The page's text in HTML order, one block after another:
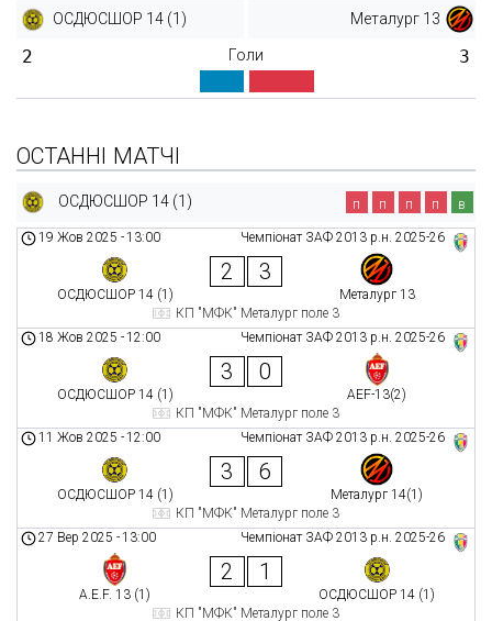
ОСДЮСШОР 14 (1) Металург 13
2 Голи 3
ОСТАННІ МАТЧІ
ОСДЮСШОР 14 (1) п п п п в
Чемпіонат ЗАФ 2013 р.н. 2025-26
19 Жов 2025 -13:00
ОСДЮСШОР 14 (1)
2 3
Металург 13
КП "МФК" Металург поле 3
Чемпіонат ЗАФ 2013 р.н. 2025-26
18 Жов 2025 -12:00
ОСДЮСШОР 14 (1)
3 0
AEF-13(2)
КП "МФК" Металург поле 3
Чемпіонат ЗАФ 2013 р.н. 2025-26
11 Жов 2025 -12:00
ОСДЮСШОР 14 (1)
3 6
Металург 14(1)
КП "МФК" Металург поле 3
Чемпіонат ЗАФ 2013 р.н. 2025-26
27 Вер 2025 -13:00
A.E.F. 13 (1)
2 1
ОСДЮСШОР 14 (1)
КП "МФК" Металург поле 3